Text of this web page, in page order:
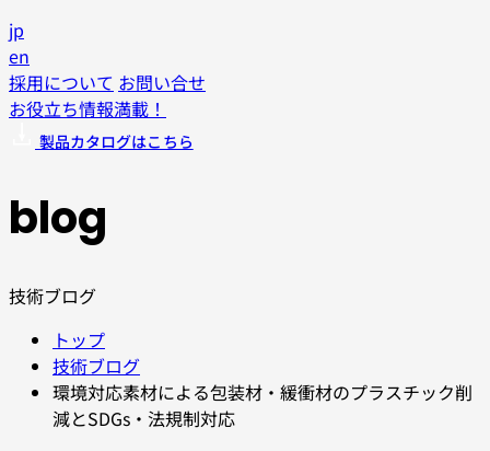
jp
en
採用について お問い合せ
お役立ち情報満載！
製品カタログはこちら
blog
技術ブログ
トップ
技術ブログ
環境対応素材による包装材・緩衝材のプラスチック削
減とSDGs・法規制対応